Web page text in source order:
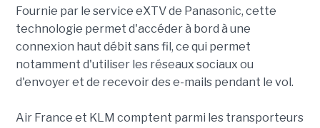
Fournie par le service eXTV de Panasonic, cette
technologie permet d'accéder à bord à une
connexion haut débit sans fil, ce qui permet
notamment d'utiliser les réseaux sociaux ou
d'envoyer et de recevoir des e-mails pendant le vol.
Air France et KLM comptent parmi les transporteurs